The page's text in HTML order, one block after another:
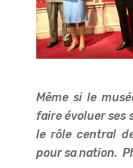
Même si le
faire évoluer ses
le rôle central
pour sa nation.